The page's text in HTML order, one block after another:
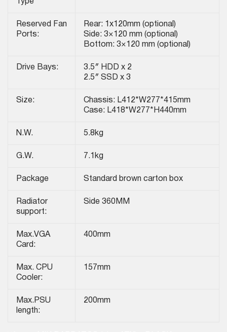
Type
Reserved Fan
Ports:
Rear: 1x120mm (optional)
Side: 3×120 mm (optional)
Bottom: 3×120 mm (optional)
Drive Bays:
3.5″ HDD x 2
2.5″ SSD x 3
Size:
Chassis: L412*W277*415mm
Case: L418*W277*H440mm
N.W. 5.8kg
G.W. 7.1kg
Package Standard brown carton box
Radiator
support:
Side 360MM
Max.VGA
Card:
400mm
Max. CPU
Cooler:
157mm
Max.PSU
length:
200mm